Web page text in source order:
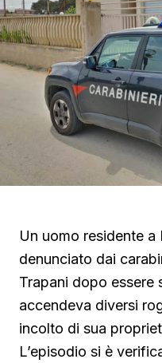
Un uomo residente a
denunciato dai
Trapani dopo essere
accendeva diversi
incolto di sua
L’episodio si è